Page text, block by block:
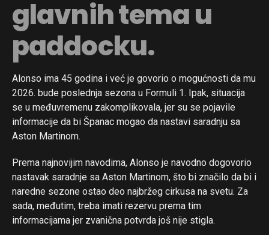
glavnih tema u
paddocku.
Alonso ima 45 godina i već je govorio o mogućnosti da mu
2026. bude poslednja sezona u Formuli 1. Ipak, situacija
se u međuvremenu zakomplikovala, jer su se pojavile
informacije da bi Španac mogao da nastavi saradnju sa
Aston Martinom.
Prema najnovijim navodima, Alonso je navodno dogovorio
nastavak saradnje sa Aston Martinom, što bi značilo da bi i
naredne sezone ostao deo najbržeg cirkusa na svetu. Za
sada, međutim, treba imati rezervu prema tim
informacijama jer zvanična potvrda još nije stigla.